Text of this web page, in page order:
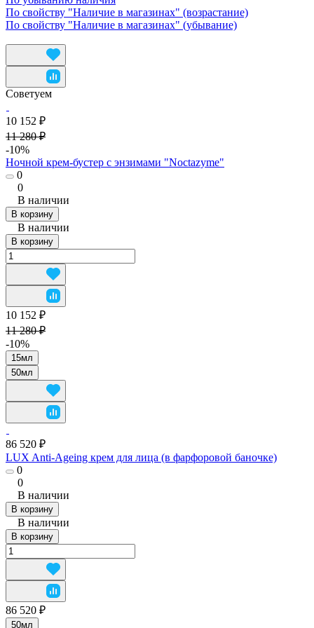
По свойству "Наличие в магазинах" (возрастание)
По свойству "Наличие в магазинах" (убывание)
Советуем
10 152 ₽
11 280 ₽
-10%
Ночной крем-бустер с энзимами "Noctazyme"
0
0
В наличии
В корзину
В наличии
В корзину
10 152 ₽
11 280 ₽
-10%
15мл
50мл
86 520 ₽
LUX Anti-Ageing крем для лица (в фарфоровой баночке)
0
0
В наличии
В корзину
В наличии
В корзину
86 520 ₽
50мл